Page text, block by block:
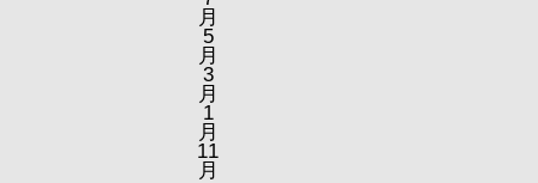
月
5
月
3
月
1
月
11
月